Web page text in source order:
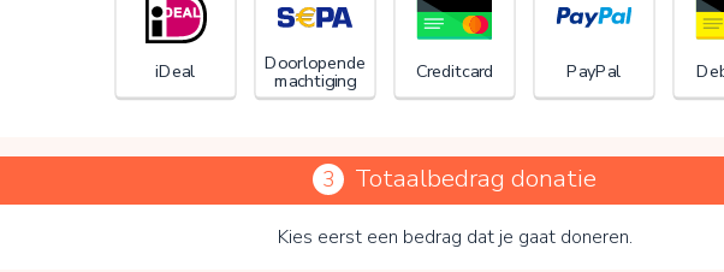
iDeal Doorlopende
machtiging Creditcard PayPal
3 Totaalbedrag donatie
Kies eerst een bedrag dat je gaat doneren.